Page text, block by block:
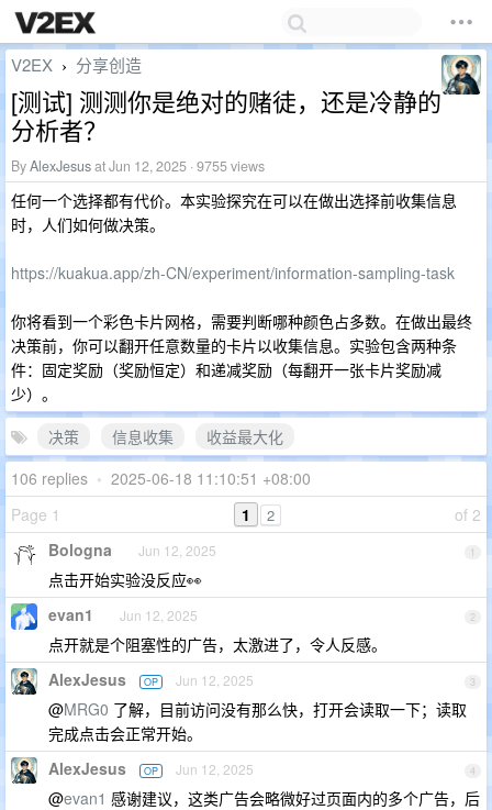
V2EX › 分享创造
[测试] 测测你是绝对的赌徒，还是冷静的
分析者？
ByAlexJesusat Jun 12, 2025 · 9755 views
任何一个选择都有代价。本实验探究在可以在做出选择前收集信息
时，人们如何做决策。
https://kuakua.app/zh-CN/experiment/information-sampling-task
你将看到一个彩色卡片网格，需要判断哪种颜色占多数。在做出最终
决策前，你可以翻开任意数量的卡片以收集信息。实验包含两种条
件：固定奖励（奖励恒定）和递减奖励（每翻开一张卡片奖励减
少）。
决策
信息收集
收益最大化
106 replies • 2025-06-18 11:10:51 +08:00
Page 1
of 2
1 2
1
Bologna Jun 12, 2025
点击开始实验没反应👀
2
evan1 Jun 12, 2025
点开就是个阻塞性的广告，太激进了，令人反感。
3
AlexJesus OP Jun 12, 2025
@MRG0 了解，目前访问没有那么快，打开会读取一下；读取
完成点击会正常开始。
4
AlexJesus OP Jun 12, 2025
@evan1 感谢建议，这类广告会略微好过页面内的多个广告，后